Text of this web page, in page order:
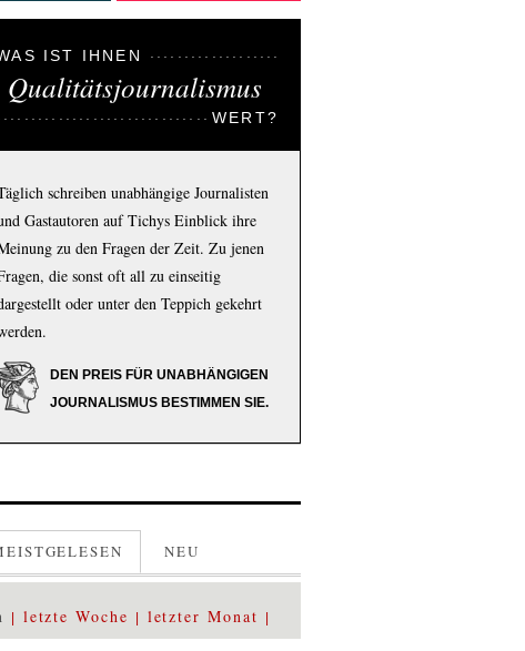
IST IHNEN
Qualitätsjournalismus
WERT?
schreiben unabhängige Journalisten
Gastautoren auf Tichys Einblick ihre
zu den Fragen der Zeit. Zu jenen
die sonst oft all zu einseitig
oder unter den Teppich gekehrt
DEN PREIS FÜR UNABHÄNGIGEN
JOURNALISMUS BESTIMMEN SIE.
NEU
letzte Woche letzter Monat